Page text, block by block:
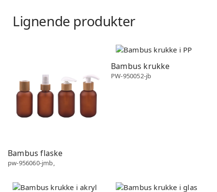
Lignende produkter
Bambus flaske
pw-956060-jmb,
Bambus krukke
PW-950052-jb
Bambus
Bambus Bambus